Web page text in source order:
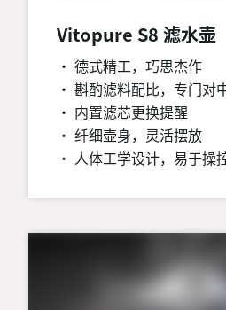
Vitopure S8 滤水壶
• 德式精工，巧思杰作
• 斟酌滤料配比，专门对
• 内置滤芯更换提醒
• 纤细壶身，灵活摆放
• 人体工学设计，易于操